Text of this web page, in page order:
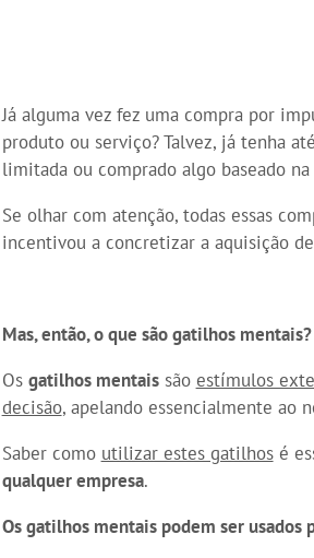
Já alguma vez fez uma compra por
produto ou serviço? Talvez, já tenha
limitada ou comprado algo baseado
Se olhar com atenção, todas essas
incentivou a concretizar a aquisição
Mas, então, o que são gatilhos mentais?
Os gatilhos mentaissão estímulos
decisão, apelando essencialmente ao
Saber como utilizar estes gatilhosé
qualquer empresa.
Os gatilhos mentais podem ser usados